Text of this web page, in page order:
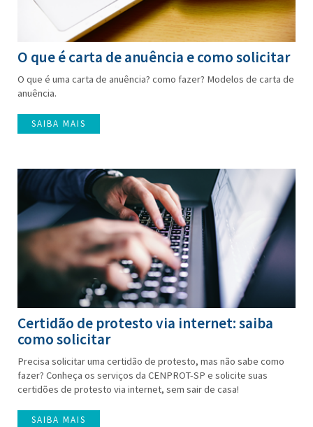
O que é carta de anuência e como solicitar
O que é uma carta de anuência? como fazer? Modelos de carta de
anuência.
SAIBA MAIS
Certidão de protesto via internet: saiba
como solicitar
Precisa solicitar uma certidão de protesto, mas não sabe como
fazer? Conheça os serviços da CENPROT-SP e solicite suas
certidões de protesto via internet, sem sair de casa!
SAIBA MAIS